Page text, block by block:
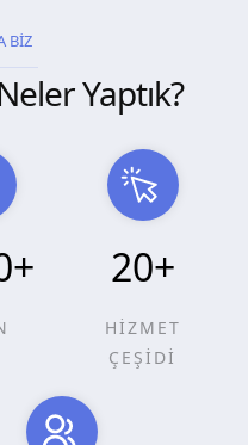
BİZ
Yaptık?
+ 20+
HİZMET
ÇEŞİDİ